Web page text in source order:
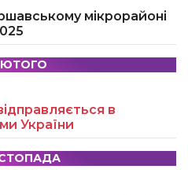
мікрорайоні
в
України